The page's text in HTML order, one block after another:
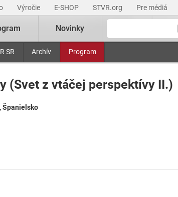
Výročie E-SHOP STVR.org Pre médiá
SR Archív Program
Novinky
(Svet z vtáčej perspektívy II.)
Španielsko